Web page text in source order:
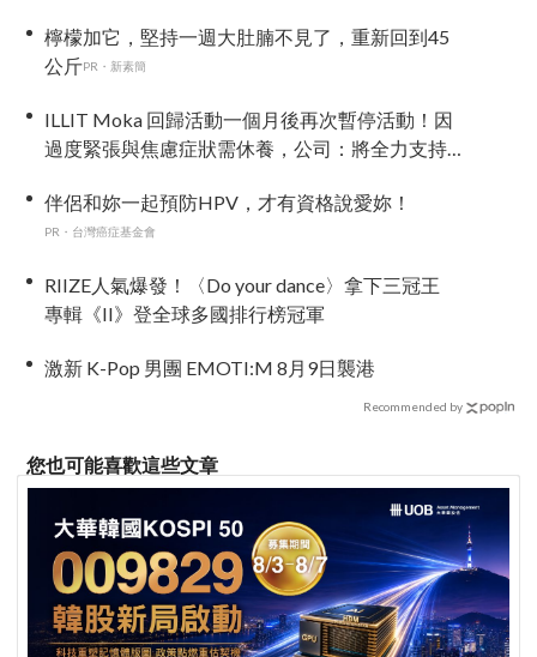
檸檬加它，堅持一週大肚腩不見了，重新回到45
公斤PR・新素簡
ILLIT Moka 回歸活動一個月後再次暫停活動！因
過度緊張與焦慮症狀需休養，公司：將全力支持
伴侶和妳一起預防HPV，才有資格說愛妳！
PR・台灣癌症基金會
RIIZE人氣爆發！〈Do your dance〉拿下三冠王
專輯《II》登全球多國排行榜冠軍
激新 K-Pop 男團 EMOTI:M 8月9日襲港
Recommended by
您也可能喜歡這些文章